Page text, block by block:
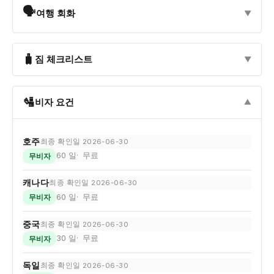
🗣여행 회화 ▼
🧳 짐 체크리스트 ▼
🛂비자 요건 ▼
호주최종 확인일 2026-06-30
무비자 60 일 무료
캐나다최종 확인일 2026-06-30
무비자 60 일 무료
중국최종 확인일 2026-06-30
무비자 30 일 무료
독일 최종 확인일 2026-06-30